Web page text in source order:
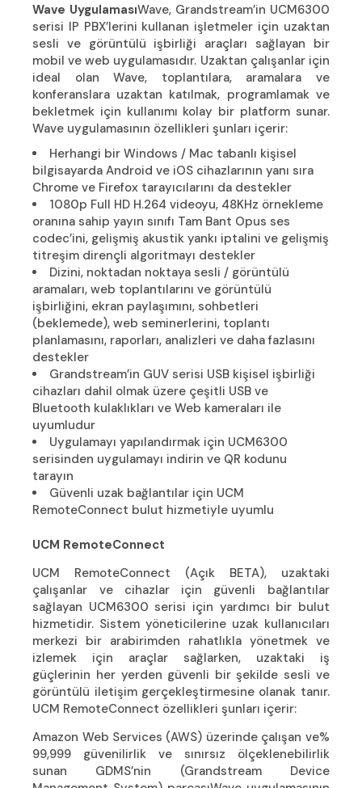
Wave UygulamasıWave, Grandstream’in UCM6300
serisi IP PBX’lerini kullanan işletmeler için uzaktan
sesli ve görüntülü işbirliği araçları sağlayan bir
mobil ve web uygulamasıdır. Uzaktan çalışanlar için
ideal olan Wave, toplantılara, aramalara ve
konferanslara uzaktan katılmak, programlamak ve
bekletmek için kullanımı kolay bir platform sunar.
Wave uygulamasının özellikleri şunları içerir:
Herhangi bir Windows / Mac tabanlı kişisel
bilgisayarda Android ve iOS cihazlarının yanı sıra
Chrome ve Firefox tarayıcılarını da destekler
1080p Full HD H.264 videoyu, 48KHz örnekleme
oranına sahip yayın sınıfı Tam Bant Opus ses
codec’ini, gelişmiş akustik yankı iptalini ve gelişmiş
titreşim dirençli algoritmayı destekler
Dizini, noktadan noktaya sesli / görüntülü
aramaları, web toplantılarını ve görüntülü
işbirliğini, ekran paylaşımını, sohbetleri
(beklemede), web seminerlerini, toplantı
planlamasını, raporları, analizleri ve daha fazlasını
destekler
Grandstream’in GUV serisi USB kişisel işbirliği
cihazları dahil olmak üzere çeşitli USB ve
Bluetooth kulaklıkları ve Web kameraları ile
uyumludur
Uygulamayı yapılandırmak için UCM6300
serisinden uygulamayı indirin ve QR kodunu
tarayın
Güvenli uzak bağlantılar için UCM
RemoteConnect bulut hizmetiyle uyumlu
UCM RemoteConnect
UCM RemoteConnect (Açık BETA), uzaktaki
çalışanlar ve cihazlar için güvenli bağlantılar
sağlayan UCM6300 serisi için yardımcı bir bulut
hizmetidir. Sistem yöneticilerine uzak kullanıcıları
merkezi bir arabirimden rahatlıkla yönetmek ve
izlemek için araçlar sağlarken, uzaktaki iş
güçlerinin her yerden güvenli bir şekilde sesli ve
görüntülü iletişim gerçekleştirmesine olanak tanır.
UCM RemoteConnect özellikleri şunları içerir:
Amazon Web Services (AWS) üzerinde çalışan ve%
99,999 güvenilirlik ve sınırsız ölçeklenebilirlik
sunan GDMS’nin (Grandstream Device